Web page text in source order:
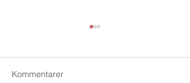
Kommentarer